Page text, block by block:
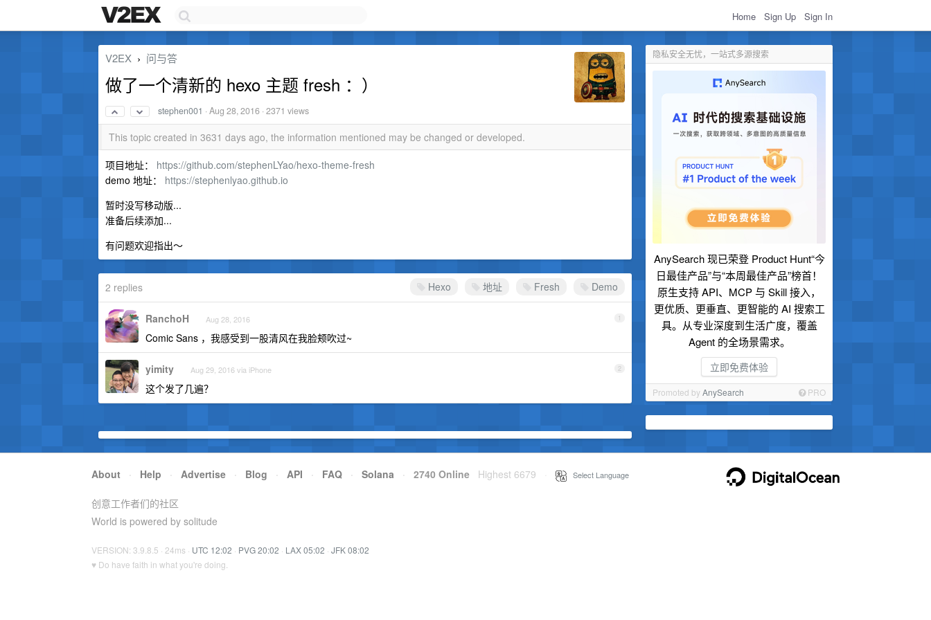
Home Sign Up Sign In
隐私安全无忧，一站式多源搜索
AnySearch 现已荣登 Product Hunt“今
日最佳产品”与“本周最佳产品”榜首！
原生支持 API、MCP 与 Skill 接入，
更优质、更垂直、更智能的 AI 搜索工
具。从专业深度到生活广度，覆盖
Agent 的全场景需求。
立即免费体验
Promoted byAnySearch PRO
V2EX › 问与答
做了一个清新的 hexo 主题 fresh ：）
stephen001 ·Aug 28, 2016 · 2371 views
This topic created in 3631 days ago, the information mentioned may be changed or developed.
项目地址： https://github.com/stephenLYao/hexo-theme-fresh
demo 地址： https://stephenlyao.github.io
暂时没写移动版...
准备后续添加...
有问题欢迎指出～
Hexo 地址 Fresh Demo
2 replies
1
RanchoH Aug 28, 2016
Comic Sans ，我感受到一股清风在我脸颊吹过~
2
yimity Aug 29, 2016 via iPhone
这个发了几遍？
About · Help · Advertise · Blog · API · FAQ · Solana · 2740 Online Highest 6679 Select Language
创意工作者们的社区
World is powered by solitude
VERSION: 3.9.8.5 · 24ms · UTC 12:02 · PVG 20:02 · LAX 05:02 · JFK 08:02
♥ Do have faith in what you're doing.